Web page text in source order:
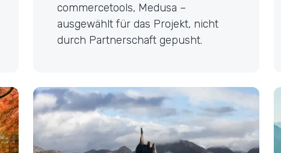
commercetools, Medusa –
ausgewählt für das Projekt, nicht
durch Partnerschaft gepusht.
Strategy & Architecture Audits